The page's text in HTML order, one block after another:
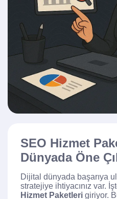
SEO Hizmet
Dünyada Öne
Dijital dünyada başarıya
stratejiye ihtiyacınız var.
Hizmet Paketleri giriyor.